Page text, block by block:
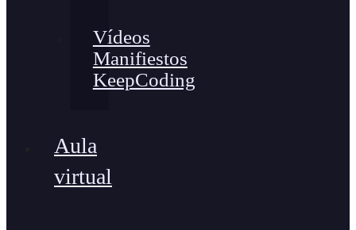
Vídeos
Manifiestos
KeepCoding
Aula
virtual